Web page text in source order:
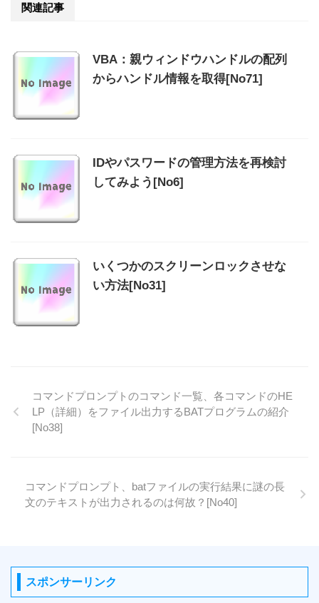
関連記事
VBA：親ウィンドウハンドルの配列
からハンドル情報を取得[No71]
IDやパスワードの管理方法を再検討
してみよう[No6]
いくつかのスクリーンロックさせな
い方法[No31]
コマンドプロンプトのコマンド一覧、各コマンドのHE
LP（詳細）をファイル出力するBATプログラムの紹介
[No38]
コマンドプロンプト、batファイルの実行結果に謎の長
文のテキストが出力されるのは何故？[No40]
スポンサーリンク